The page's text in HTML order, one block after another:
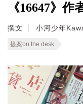
《16647》
撰文 小河少年
提案on the desk